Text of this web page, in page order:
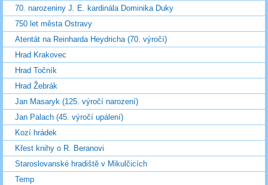
70. narozeniny J. E. kardinála Dominika Duky
750 let města Ostravy
Atentát na Reinharda Heydricha (70. výročí)
Hrad Krakovec
Hrad Točník
Hrad Žebrák
Jan Masaryk (125. výročí narození)
Jan Palach (45. výročí upálení)
Kozí hrádek
Křest knihy o R. Beranovi
Staroslovanské hradiště v Mikulčicích
Temp